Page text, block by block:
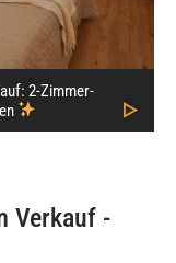
2-Zimmer-
Verkauf -